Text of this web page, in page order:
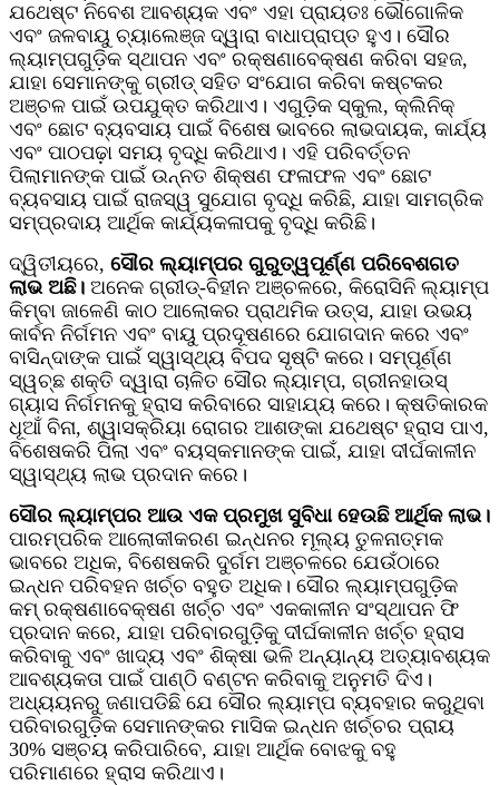
ଯଥେଷ୍ଟ ନିବେଶ ଆବଶ୍ୟକ ଏବଂ ଏହା ପ୍ରାୟତଃ ଭୌଗୋଳିକ
ଏବଂ ଜଳବାୟୁ ଚ୍ୟାଲେଞ୍ଜ ଦ୍ୱାରା ବାଧାପ୍ରାପ୍ତ ହୁଏ। ସୌର
ଲ୍ୟାମ୍ପଗୁଡ଼ିକ ସ୍ଥାପନ ଏବଂ ରକ୍ଷଣାବେକ୍ଷଣ କରିବା ସହଜ,
ଯାହା ସେମାନଙ୍କୁ ଗ୍ରୀଡ୍ ସହିତ ସଂଯୋଗ କରିବା କଷ୍ଟକର
ଅଞ୍ଚଳ ପାଇଁ ଉପଯୁକ୍ତ କରିଥାଏ। ଏଗୁଡ଼ିକ ସ୍କୁଲ, କ୍ଲିନିକ୍
ଏବଂ ଛୋଟ ବ୍ୟବସାୟ ପାଇଁ ବିଶେଷ ଭାବରେ ଲାଭଦାୟକ, କାର୍ଯ୍ୟ
ଏବଂ ପାଠପଢ଼ା ସମୟ ବୃଦ୍ଧି କରିଥାଏ। ଏହି ପରିବର୍ତ୍ତନ
ପିଲାମାନଙ୍କ ପାଇଁ ଉନ୍ନତ ଶିକ୍ଷଣ ଫଳାଫଳ ଏବଂ ଛୋଟ
ବ୍ୟବସାୟ ପାଇଁ ରାଜସ୍ୱ ସୁଯୋଗ ବୃଦ୍ଧି କରିଛି, ଯାହା ସାମଗ୍ରିକ
ସମ୍ପ୍ରଦାୟ ଆର୍ଥିକ କାର୍ଯ୍ୟକଳାପକୁ ବୃଦ୍ଧି କରିଛି।
ଦ୍ୱିତୀୟରେ, ସୌର ଲ୍ୟାମ୍ପର ଗୁରୁତ୍ୱପୂର୍ଣ୍ଣ ପରିବେଶଗତ
ଲାଭ ଅଛି। ଅନେକ ଗ୍ରୀଡ୍-ବିହୀନ ଅଞ୍ଚଳରେ, କିରୋସିନି ଲ୍ୟାମ୍ପ
କିମ୍ବା ଜାଳେଣି କାଠ ଆଲୋକର ପ୍ରାଥମିକ ଉତ୍ସ, ଯାହା ଉଭୟ
କାର୍ବନ ନିର୍ଗମନ ଏବଂ ବାୟୁ ପ୍ରଦୂଷଣରେ ଯୋଗଦାନ କରେ ଏବଂ
ବାସିନ୍ଦାଙ୍କ ପାଇଁ ସ୍ୱାସ୍ଥ୍ୟ ବିପଦ ସୃଷ୍ଟି କରେ। ସମ୍ପୂର୍ଣ୍ଣ
ସ୍ୱଚ୍ଛ ଶକ୍ତି ଦ୍ୱାରା ଚାଳିତ ସୌର ଲ୍ୟାମ୍ପ, ଗ୍ରୀନହାଉସ୍
ଗ୍ୟାସ ନିର୍ଗମନକୁ ହ୍ରାସ କରିବାରେ ସାହାଯ୍ୟ କରେ। କ୍ଷତିକାରକ
ଧୂଆଁ ବିନା, ଶ୍ୱାସକ୍ରିୟା ରୋଗର ଆଶଙ୍କା ଯଥେଷ୍ଟ ହ୍ରାସ ପାଏ,
ବିଶେଷକରି ପିଲା ଏବଂ ବୟସ୍କମାନଙ୍କ ପାଇଁ, ଯାହା ଦୀର୍ଘକାଳୀନ
ସ୍ୱାସ୍ଥ୍ୟ ଲାଭ ପ୍ରଦାନ କରେ।
ସୌର ଲ୍ୟାମ୍ପର ଆଉ ଏକ ପ୍ରମୁଖ ସୁବିଧା ହେଉଛି ଆର୍ଥିକ ଲାଭ।
ପାରମ୍ପରିକ ଆଲୋକୀକରଣ ଇନ୍ଧନର ମୂଲ୍ୟ ତୁଳନାତ୍ମକ
ଭାବରେ ଅଧିକ, ବିଶେଷକରି ଦୁର୍ଗମ ଅଞ୍ଚଳରେ ଯେଉଁଠାରେ
ଇନ୍ଧନ ପରିବହନ ଖର୍ଚ୍ଚ ବହୁତ ଅଧିକ। ସୌର ଲ୍ୟାମ୍ପଗୁଡ଼ିକ
କମ୍ ରକ୍ଷଣାବେକ୍ଷଣ ଖର୍ଚ୍ଚ ଏବଂ ଏକକାଳୀନ ସଂସ୍ଥାପନ ଫି
ପ୍ରଦାନ କରେ, ଯାହା ପରିବାରଗୁଡ଼ିକୁ ଦୀର୍ଘକାଳୀନ ଖର୍ଚ୍ଚ ହ୍ରାସ
କରିବାକୁ ଏବଂ ଖାଦ୍ୟ ଏବଂ ଶିକ୍ଷା ଭଳି ଅନ୍ୟାନ୍ୟ ଅତ୍ୟାବଶ୍ୟକ
ଆବଶ୍ୟକତା ପାଇଁ ପାଣ୍ଠି ବଣ୍ଟନ କରିବାକୁ ଅନୁମତି ଦିଏ।
ଅଧ୍ୟୟନରୁ ଜଣାପଡିଛି ଯେ ସୌର ଲ୍ୟାମ୍ପ ବ୍ୟବହାର କରୁଥିବା
ପରିବାରଗୁଡ଼ିକ ସେମାନଙ୍କର ମାସିକ ଇନ୍ଧନ ଖର୍ଚ୍ଚର ପ୍ରାୟ
30% ସଞ୍ଚୟ କରିପାରିବେ, ଯାହା ଆର୍ଥିକ ବୋଝକୁ ବହୁ
ପରିମାଣରେ ହ୍ରାସ କରିଥାଏ।